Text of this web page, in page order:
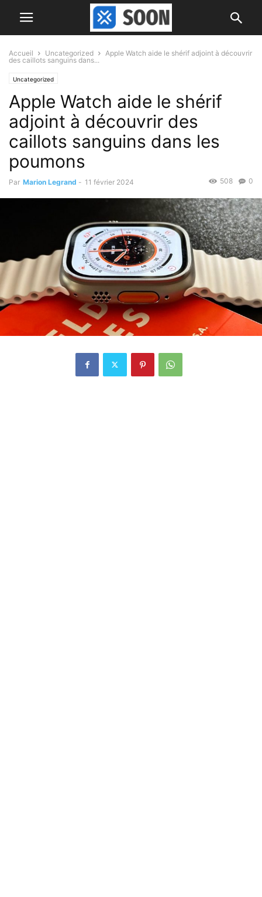
Accueil Uncategorized
Apple Watch aide le shérif adjoint à découvrir
des caillots sanguins dans...
Uncategorized
Apple Watch aide le shérif
adjoint à découvrir des
caillots sanguins dans les
poumons
Par Marion Legrand - 11 février 2024 0
508